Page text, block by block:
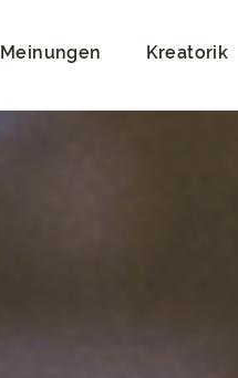
Meinungen Kreatorik